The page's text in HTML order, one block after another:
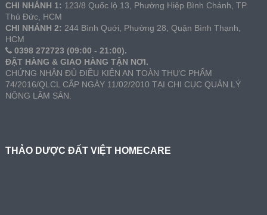
CHI NHÁNH 1: 123/8 Quốc lộ 13, Phường Hiệp Bình Chánh, TP.
Thủ Đức, HCM
CHI NHÁNH 2: 244 Bình Quới, Phường 28, Quận Bình Thạnh,
HCM
0398 272723 (09:00 - 21:00).
ĐẶT HÀNG & GIAO HÀNG TẬN NƠI.
CHỨNG NHẬN ĐỦ ĐIỀU KIỆN AN TOÀN THỰC PHẨM
74/2016/QLCL CẤP NGÀY 11/02/2010 TẠI CHI CỤC QUẢN LÝ
NÔNG LÂM SẢN.
THẢO DƯỢC ĐẤT VIỆT HOMECARE